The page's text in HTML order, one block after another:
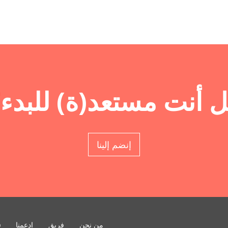
أنت مستعد(ة)
إنضم إلينا
من نحن فريق ادعمنا